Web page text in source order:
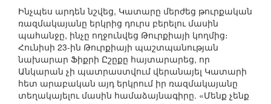
Ինչպես արդեն նշվեց, Կատարը մերժեց թուրքական
ռազմակայանը երկրից դուրս բերելու մասին
պահանջը, ինչը ողջունվեց Թուրքիայի կողմից։
Հունիսի 23-ին Թուրքիայի պաշտպանության
նախարար Ֆիքրի Ըշըքը հայտարարեց, որ
Անկարան չի պատրաստվում վերանայել Կատարի
հետ արաբական այդ երկրում իր ռազմակայանը
տեղակայելու մասին համաձայնագիրը. «Մենք չենք